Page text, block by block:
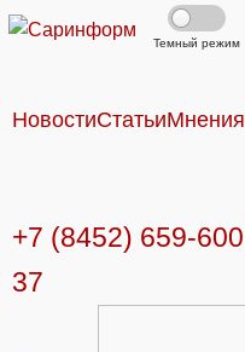
Темный режим
НовостиСтатьиМнения
+7 (8452) 659-600
37